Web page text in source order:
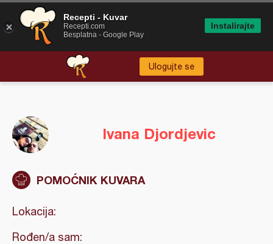
Ulogujte se
Ivana Djordjevic
POMOĆNIK KUVARA
Lokacija:
Rođen/a sam:
Recepti - Kuvar
Recepti.com
Besplatna - Google Play
Instalirajte